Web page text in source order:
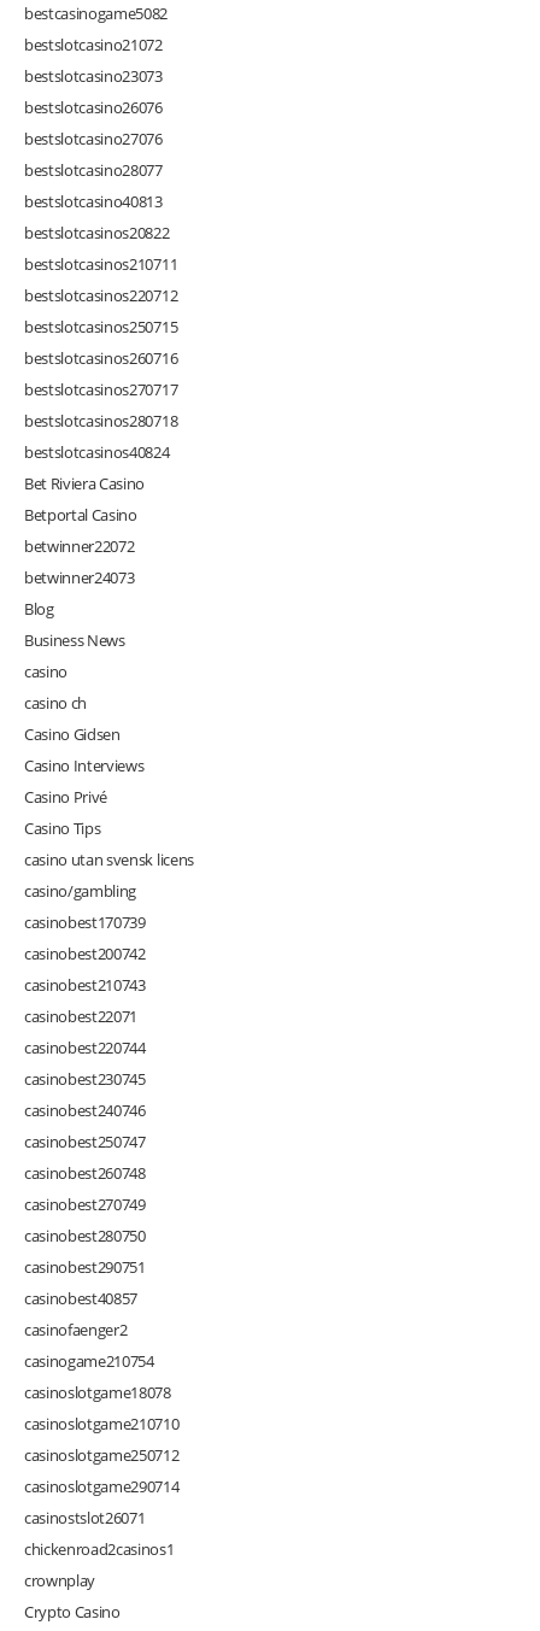
bestcasinogame5082
bestslotcasino21072
bestslotcasino23073
bestslotcasino26076
bestslotcasino27076
bestslotcasino28077
bestslotcasino40813
bestslotcasinos20822
bestslotcasinos210711
bestslotcasinos220712
bestslotcasinos250715
bestslotcasinos260716
bestslotcasinos270717
bestslotcasinos280718
bestslotcasinos40824
Bet Riviera Casino
Betportal Casino
betwinner22072
betwinner24073
Blog
Business News
casino
casino ch
Casino Gidsen
Casino Interviews
Casino Privé
Casino Tips
casino utan svensk licens
casino/gambling
casinobest170739
casinobest200742
casinobest210743
casinobest22071
casinobest220744
casinobest230745
casinobest240746
casinobest250747
casinobest260748
casinobest270749
casinobest280750
casinobest290751
casinobest40857
casinofaenger2
casinogame210754
casinoslotgame18078
casinoslotgame210710
casinoslotgame250712
casinoslotgame290714
casinostslot26071
chickenroad2casinos1
crownplay
Crypto Casino